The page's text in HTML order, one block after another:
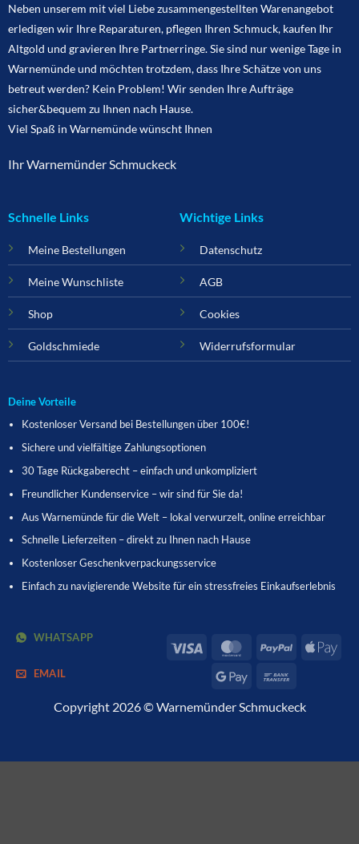
Neben unserem mit viel Liebe zusammengestellten Warenangebot
erledigen wir Ihre Reparaturen, pflegen Ihren Schmuck, kaufen Ihr
Altgold und gravieren Ihre Partnerringe. Sie sind nur wenige Tage in
Warnemünde und möchten trotzdem, dass Ihre Schätze von uns
betreut werden? Kein Problem! Wir senden Ihre Aufträge
sicher&bequem zu Ihnen nach Hause.
Viel Spaß in Warnemünde wünscht Ihnen
Ihr Warnemünder Schmuckeck
Schnelle Links
Meine Bestellungen
Meine Wunschliste
Shop
Goldschmiede
Wichtige Links
Datenschutz
AGB
Cookies
Widerrufsformular
Deine Vorteile
Kostenloser Versand bei Bestellungen über 100€!
Sichere und vielfältige Zahlungsoptionen
30 Tage Rückgaberecht – einfach und unkompliziert
Freundlicher Kundenservice – wir sind für Sie da!
Aus Warnemünde für die Welt – lokal verwurzelt, online erreichbar
Schnelle Lieferzeiten – direkt zu Ihnen nach Hause
Kostenloser Geschenkverpackungsservice
Einfach zu navigierende Website für ein stressfreies Einkaufserlebnis
WHATSAPP
EMAIL
Copyright 2026 © Warnemünder Schmuckeck
Visa MasterCard
PayPal
Google